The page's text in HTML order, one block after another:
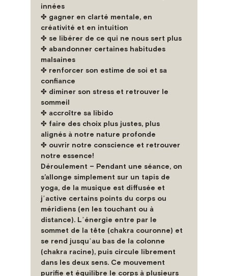
innées
✤ gagner en clarté mentale, en
créativité et en intuition
✤ se libérer de ce qui ne nous sert plus
✤ abandonner certaines habitudes
malsaines
✤ renforcer son estime de soi et sa
confiance
✤ diminer son stress et retrouver le
sommeil
✤ accroître sa libido
✤ faire des choix plus justes, plus
alignés à notre nature profonde
✤ ouvrir notre conscience et retrouver
notre essence!
Déroulement – Pendant une séance, on
s’allonge simplement sur un tapis de
yoga, de la musique est diffusée et
jʼactive certains points du corps ou
méridiens (en les touchant ou à
distance). Lʼénergie entre par le
sommet de la tête (chakra couronne) et
se rend jusquʼau bas de la colonne
(chakra racine), puis circule librement
dans les deux sens. Ce mouvement
purifie et équilibre le corps à plusieurs